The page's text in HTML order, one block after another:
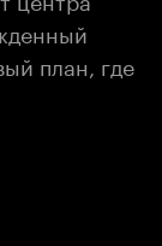
план, где